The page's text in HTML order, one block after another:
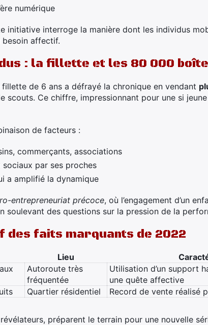
numérique
initiative interroge la manière dont les individus
affectif.
: la fillette et les 80 000
de 6 ans a défrayé la chronique en vendant
scouts. Ce chiffre, impressionnant pour une si
de facteurs :
commerçants, associations
par ses proches
a amplifié la dynamique
entrepreneuriat précoce, où l’engagement d’un
soulevant des questions sur la pression de la
des faits marquants de 2022
Lieu
Autoroute très
fréquentée
Utilisation d’un support
une quête affective
Quartier résidentiel Record de vente réalisé
préparent le terrain pour une nouvelle